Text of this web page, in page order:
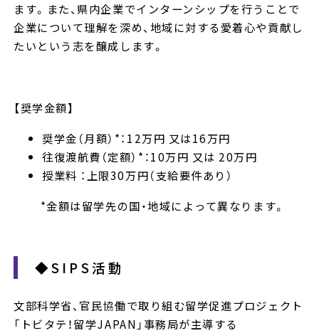
ます。また、県内企業でインターンシップを行うことで
企業について理解を深め、地域に対する愛着心や貢献し
たいという志を醸成します。
【奨学金額】
奨学金（月額）*：12万円 又は16万円
往復渡航費（定額）*：10万円 又は 20万円
授業料 ：上限30万円（支給要件あり）
*金額は留学先の国・地域によって異なります。
◆SIPS活動
文部科学省、官民協働で取り組む留学促進プロジェクト
「トビタテ！留学JAPAN」事務局が主導する